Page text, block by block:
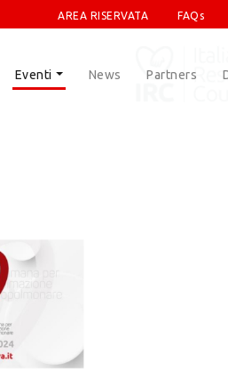
AREA RISERVATA FAQs
Eventi News Partners